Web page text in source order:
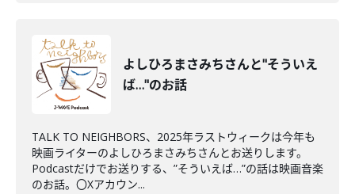
よしひろまさみちさんと"そういえ
ば…"のお話
TALK TO NEIGHBORS、2025年ラストウィークは今年も
映画ライターのよしひろまさみちさんとお送りします。
Podcastだけでお送りする、”そういえば…”の話は映画音楽
のお話。〇Xアカウン...